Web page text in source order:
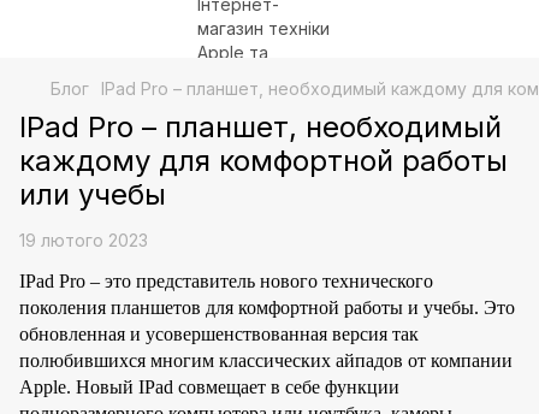
Блог IPad Pro – планшет, необходимый каждому для
IPad Pro – планшет, необходимый
каждому для комфортной работы
или учебы
19 лютого 2023
IPad Pro – это представитель нового технического
поколения планшетов для комфортной работы и учебы. Это
обновленная и усовершенствованная версия так
полюбившихся многим классических айпадов от компании
Apple. Новый IPad совмещает в себе функции